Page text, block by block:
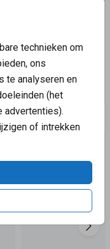
technieken om
ons
te analyseren en
(het
advertenties).
of intrekken